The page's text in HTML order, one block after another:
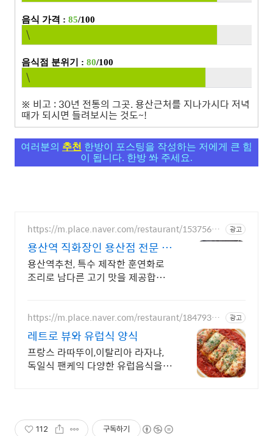
음식 가격 : 85/100
\
음식점 분위기 : 80/100
\
※ 비고 : 30년 전통의 그곳. 용산근처를 지나가시다 저녁
때가 되시면 들려보시는 것도~!
여러분의 추천 한방이 포스팅을 작성하는 저에게 큰 힘
이 됩니다. 한방 쏴 주세요.
https://m.place.naver.com/restaurant/15375619 광고
용산역 직화장인 용산점 전문 그
릴링 서비스
용산역추천, 특수 제작한 훈연화로
조리로 남다른 고기 맛을 제공합니
시 찾게 되는 곳
https://m.place.naver.com/restaurant/18479350 광고
레트로 뷰와 유럽식 양식
프랑스 라따뚜이,이탈리아 라자냐,
독일식 팬케익 다양한 유럽음식을
112 구독하기